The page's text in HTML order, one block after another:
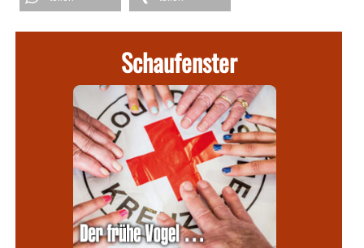
Schaufenster